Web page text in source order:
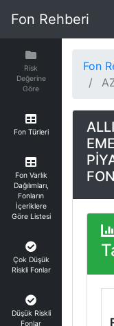
Fon Rehberi
Risk
Değerine
Göre
Fon Türleri
Fon Varlık
Dağılımları,
Fonların
İçeriklere
Göre Listesi
Çok Düşük
Riskli Fonlar
Düşük Riskli
Fonlar
Fon